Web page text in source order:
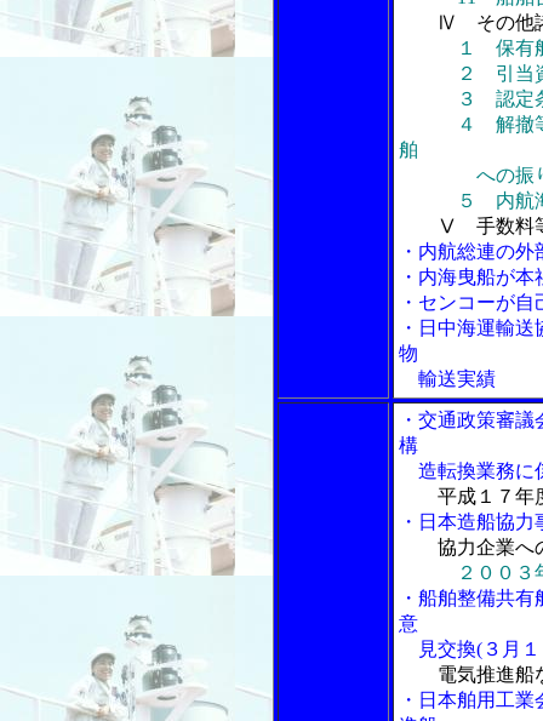
Ⅳ その他
１ 保有
２ 引当資
３ 認定条
４ 解撤等交
舶
への振り
５ 内航
Ⅴ 手数料
・内航総連の
・内海曳船が
・センコーが
・日中海運輸
物
輸送実績
・交通政策審
構
造転換業務に
平成１７年
・日本造船協
協力企業へ
２００
・船舶整備共
意
見交換(３月１
電気推進船
・日本舶用工